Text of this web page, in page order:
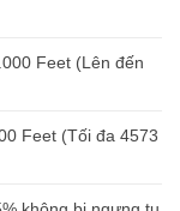
Feet (Lên đến
Feet (Tối đa 4573